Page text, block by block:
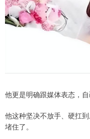
他更是明确跟媒体表态，
他这种坚决不放手、硬扛
堵住了。